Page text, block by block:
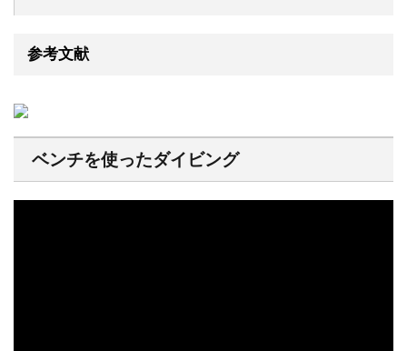
参考文献
ベンチを使ったダイビング